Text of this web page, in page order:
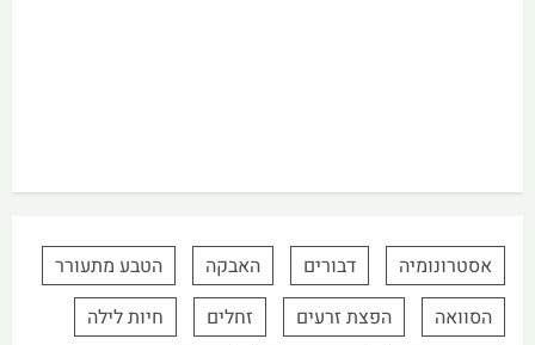
אסטרונומיה דבורים האבקה
הטבע מתעורר
הסוואה
הפצת זרעים זחלים
חיות לילה